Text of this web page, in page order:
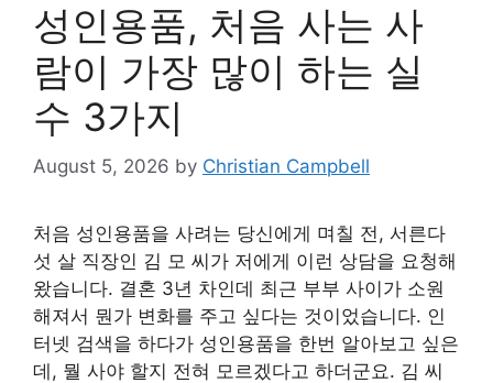
성인용품, 처음 사는 사
람이 가장 많이 하는 실
수 3가지
August 5, 2026 by Christian Campbell
처음 성인용품을 사려는 당신에게 며칠 전, 서른다
섯 살 직장인 김 모 씨가 저에게 이런 상담을 요청해
왔습니다. 결혼 3년 차인데 최근 부부 사이가 소원
해져서 뭔가 변화를 주고 싶다는 것이었습니다. 인
터넷 검색을 하다가 성인용품을 한번 알아보고 싶은
데, 뭘 사야 할지 전혀 모르겠다고 하더군요. 김 씨